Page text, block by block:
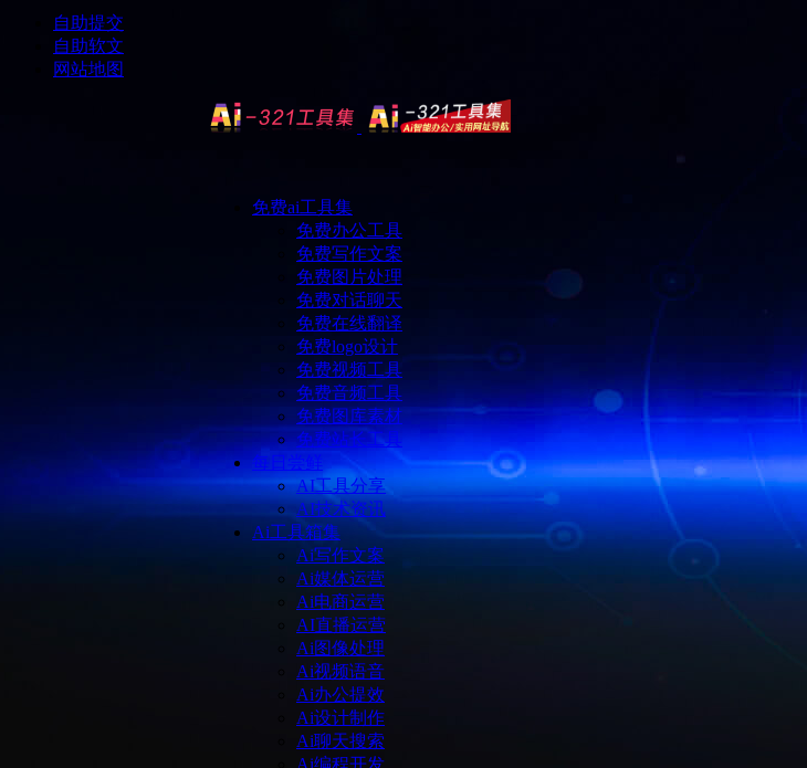
自助提交
自助软文
网站地图
免费ai工具集
免费办公工具
免费写作文案
免费图片处理
免费对话聊天
免费在线翻译
免费logo设计
免费视频工具
免费音频工具
免费图库素材
免费站长工具
每日尝鲜
AI工具分享
AI技术资讯
Ai工具箱集
Ai写作文案
Ai媒体运营
Ai电商运营
AI直播运营
Ai图像处理
Ai视频语音
Ai办公提效
Ai设计制作
Ai聊天搜索
Ai编程开发